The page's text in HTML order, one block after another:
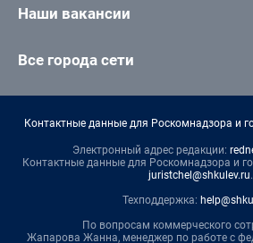
Наши вакансии
Все города сети
Контактные данные для Роскомнадзора и
Электронный адрес редакции:
Контактные данные для Роскомнадзора и
juristchel@shkulev.ru.
Техподдержка:
По вопросам коммерческого
Жапарова Жанна, менеджер по работе с